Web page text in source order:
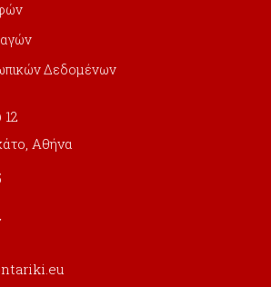
Δεδομένων
Αθήνα